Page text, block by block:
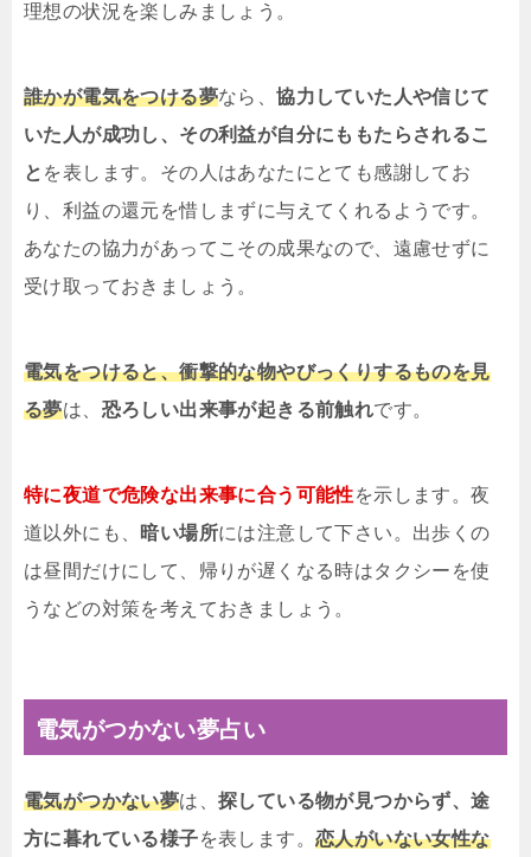
理想の状況を楽しみましょう。
誰かが電気をつける夢なら、協力していた人や信じて
いた人が成功し、その利益が自分にももたらされるこ
と を表します。その人はあなたにとても感謝してお
り、利益の還元を惜しまずに与えてくれるようです。
あなたの協力があってこその成果なので、遠慮せずに
受け取っておきましょう。
電気をつけると、衝撃的な物やびっくりするものを見
る夢は、 恐ろしい出来事が起きる前触れです。
特に夜道で危険な出来事に合う可能性を示します。夜
道以外にも、 暗い場所には注意して下さい。出歩くの
は昼間だけにして、帰りが遅くなる時はタクシーを使
うなどの対策を考えておきましょう。
電気がつかない夢占い
電気がつかない夢は、探している物が見つからず、途
方に暮れている様子を表します。恋人がいない女性な